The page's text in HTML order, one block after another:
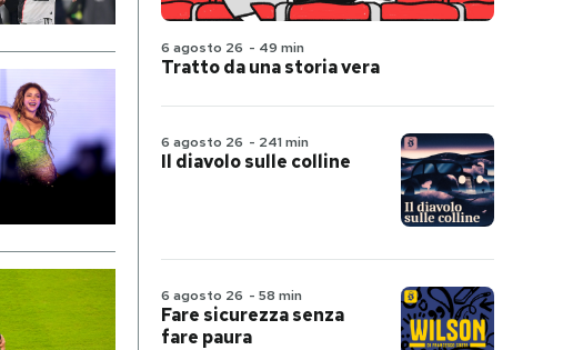
6 agosto 26 - 49 min
Tratto da una storia vera
6 agosto 26 - 241 min
Il diavolo sulle colline
6 agosto 26 - 58 min
Fare sicurezza senza
fare paura